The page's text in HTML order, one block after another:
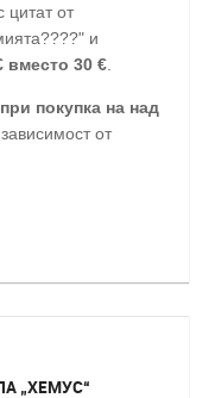
цитат от
и
вместо 30 €
покупка на над
от
„ХЕМУС“